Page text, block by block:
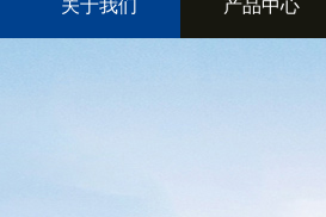
关于我们 产品中心